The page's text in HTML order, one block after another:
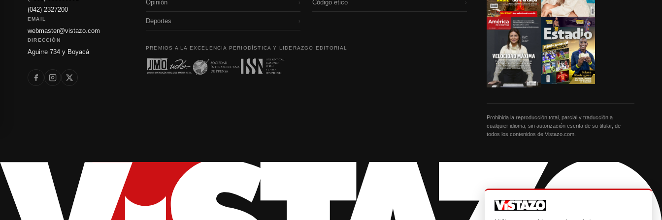
(042) 2327200
EMAIL
webmaster@vistazo.com
DIRECCIÓN
Aguirre 734 y Boyacá
Opinión ›
Deportes ›
Código etico ›
PREMIOS A LA EXCELENCIA PERIODÍSTICA Y LIDERAZGO EDITORIAL
Prohibida la reproducción total, parcial y traducción a
cualquier idioma, sin autorización escrita de su titular, de
todos los contenidos de Vistazo.com.